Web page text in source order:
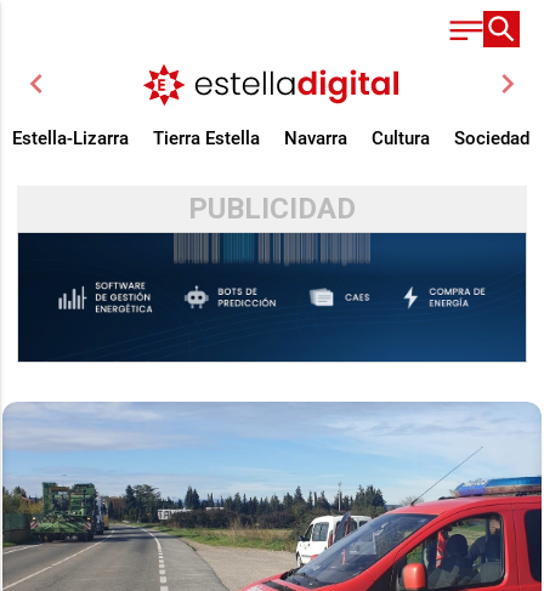
chevron_left chevron_right
Estella-Lizarra Tierra Estella Navarra Cultura Sociedad
PUBLICIDAD